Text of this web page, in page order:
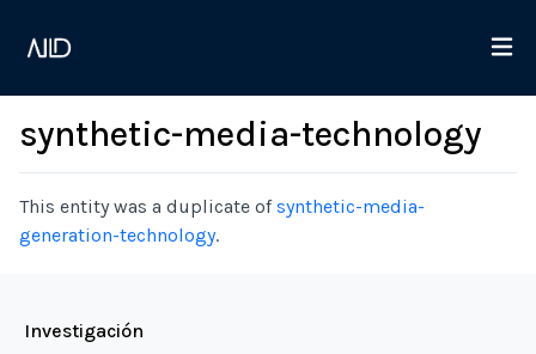
synthetic-media-technology
This entity was a duplicate of synthetic-media-
generation-technology.
Investigación